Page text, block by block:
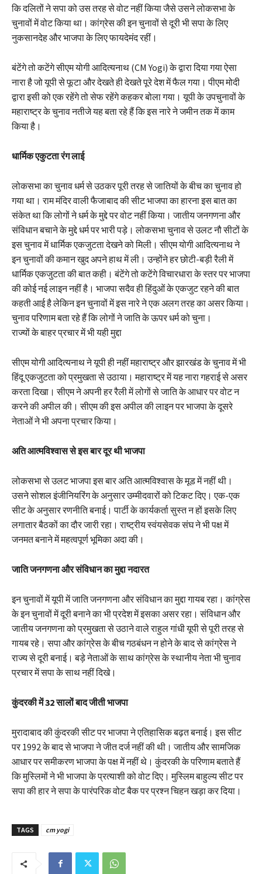
कि दलितों ने सपा को उस तरह से वोट नहीं किया जैसे उसने लोकसभा के
चुनावों में वोट किया था। कांग्रेस की इन चुनावों से दूरी भी सपा के लिए
नुकसानदेह और भाजपा के लिए फायदेमंद रहीं।
बंटेंगे तो कटेंगे सीएम योगी आदित्यनाथ (CM Yogi) के द्वारा दिया गया ऐसा
नारा है जो यूपी से फूटा और देखते ही देखते पूरे देश में फैल गया। पीएम मोदी
द्वारा इसी को एक रहेंगे तो सेफ रहेंगे कहकर बोला गया। यूपी के उपचुनावों के
महाराष्ट्र के चुनाव नतीजे यह बता रहे हैं कि इस नारे ने जमीन तक में काम
किया है।
धार्मिक एकुटता रंग लाई
लोकसभा का चुनाव धर्म से उठकर पूरी तरह से जातियों के बीच का चुनाव हो
गया था। राम मंदिर वाली फैजाबाद की सीट भाजपा का हारना इस बात का
संकेत था कि लोगों ने धर्म के मुद्दे पर वोट नहीं किया। जातीय जनगणना और
संविधान बचाने के मुद्दे धर्म पर भारी पड़े। लोकसभा चुनाव से उलट नौ सीटों के
इस चुनाव में धार्मिक एकजुटता देखने को मिली। सीएम योगी आदित्यनाथ ने
इन चुनावों की कमान खुद अपने हाथ में ली। उन्होंने हर छोटी-बड़ी रैली में
धार्मिक एकजुटता की बात कही। बंटेंगे तो कटेंगे विचारधारा के स्तर पर भाजपा
की कोई नई लाइन नहीं है। भाजपा सदैव ही हिंदुओं के एकजुट रहने की बात
कहती आई है लेकिन इन चुनावों में इस नारे ने एक अलग तरह का असर किया।
चुनाव परिणाम बता रहे हैं कि लोगों ने जाति के ऊपर धर्म को चुना।
राज्यों के बाहर प्रचार में भी यही मुद्दा
सीएम योगी आदित्यनाथ ने यूपी ही नहीं महाराष्ट्र और झारखंड के चुनाव में भी
हिंदू एकजुटता को प्रमुखता से उठाया। महाराष्ट्र में यह नारा गहराई से असर
करता दिखा। सीएम ने अपनी हर रैली में लोगों से जाति के आधार पर वोट न
करने की अपील की। सीएम की इस अपील की लाइन पर भाजपा के दूसरे
नेताओं ने भी अपना प्रचार किया।
अति आत्मविश्वास से इस बार दूर थी भाजपा
लोकसभा से उलट भाजपा इस बार अति आत्मविश्वास के मूड में नहीं थी।
उसने सोशल इंजीनियरिंग के अनुसार उम्मीदवारों को टिकट दिए। एक-एक
सीट के अनुसार रणनीति बनाई। पार्टी के कार्यकर्ता सुस्त न हों इसके लिए
लगातार बैठकों का दौर जारी रहा। राष्ट्रीय स्वंयसेवक संघ ने भी पक्ष में
जनमत बनाने में महत्वपूर्ण भूमिका अदा की।
जाति जनगणना और संविधान का मुद्दा नदारत
इन चुनावों में यूपी में जाति जनगणना और संविधान का मुद्दा गायब रहा। कांग्रेस
के इन चुनावों में दूरी बनाने का भी प्रदेश में इसका असर रहा। संविधान और
जातीय जनगणना को प्रमुखता से उठाने वाले राहुल गांधी यूपी से पूरी तरह से
गायब रहे। सपा और कांग्रेस के बीच गठबंधन न होने के बाद से कांग्रेस ने
राज्य से दूरी बनाई। बड़े नेताओं के साथ कांग्रेस के स्थानीय नेता भी चुनाव
प्रचार में सपा के साथ नहीं दिखे।
कुंदरकी में 32 सालों बाद जीती भाजपा
मुरादाबाद की कुंदरकी सीट पर भाजपा ने एतिहासिक बढ़त बनाई। इस सीट
पर 1992 के बाद से भाजपा ने जीत दर्ज नहीं की थी। जातीय और सामजिक
आधार पर समीकरण भाजपा के पक्ष में नहीं थे। कुंदरकी के परिणाम बताते हैं
कि मुस्लिमों ने भी भाजपा के प्रत्याशी को वोट दिए। मुस्लिम बाहुल्य सीट पर
सपा की हार ने सपा के पारंपरिक वोट बैक पर प्रश्न चिहन खड़ा कर दिया।
TAGS cm yogi